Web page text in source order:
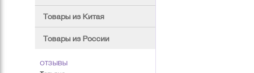
Товары из Китая
Товары из России
ОТЗЫВЫ